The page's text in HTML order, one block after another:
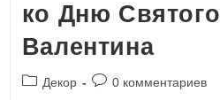
ко Дню Святого
Валентина
Рубрика
Декор
Комментарии
0 комментариев